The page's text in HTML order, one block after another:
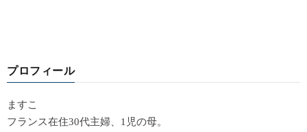
プロフィール
ますこ
フランス在住30代主婦、1児の母。